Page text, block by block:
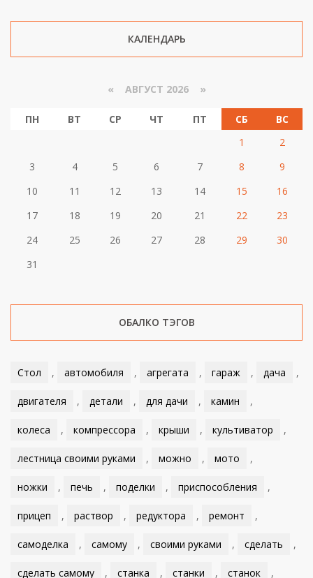
КАЛЕНДАРЬ
« АВГУСТ 2026 »
ПН ВТ СР ЧТ ПТ СБ
ВС
1
2
3
4 5 6 7 8
9
10
11 12 13 14 15
16
17
18 19 20 21 22
23
24
25 26 27 28 29
30
31
ОБАЛКО ТЭГОВ
Стол , автомобиля , агрегата , гараж , дача ,
двигателя , детали , для дачи , камин ,
колеса , компрессора , крыши , культиватор ,
лестница своими руками , можно , мото ,
ножки , печь , поделки , приспособления ,
прицеп , раствор , редуктора , ремонт ,
самоделка , самому , своими руками , сделать ,
сделать самому , станка , станки , станок ,